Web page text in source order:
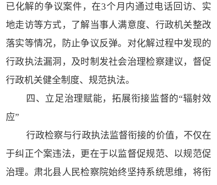
已化解的争议案件，在3个月内通过电话回访、实
地走访等方式，了解当事人满意度、行政机关整改
落实等情况，防止争议反弹。对化解过程中发现的
行政执法漏洞，及时制发社会治理检察建议，督促
行政机关健全制度、规范执法。
四、立足治理赋能，拓展衔接监督的“辐射效
应”
行政检察与行政执法监督衔接的价值，不仅在
于纠正个案违法，更在于以监督促规范、以规范促
治理。肃北县人民检察院始终坚持系统思维，将衔